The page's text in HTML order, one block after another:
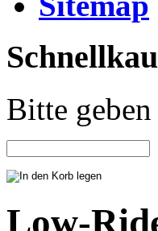
Bitte
Low-